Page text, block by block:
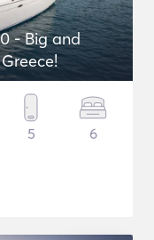
- Big and
5 6